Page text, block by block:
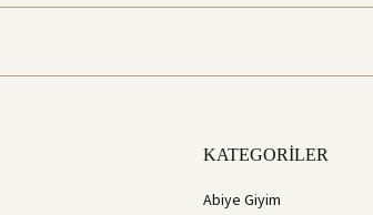
KATEGORİLER
Abiye Giyim